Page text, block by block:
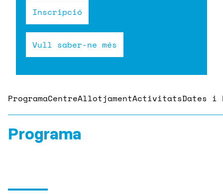
Inscripció
Vull saber-ne més
ProgramaCentreAllotjamentActivitatsDates i
Programa